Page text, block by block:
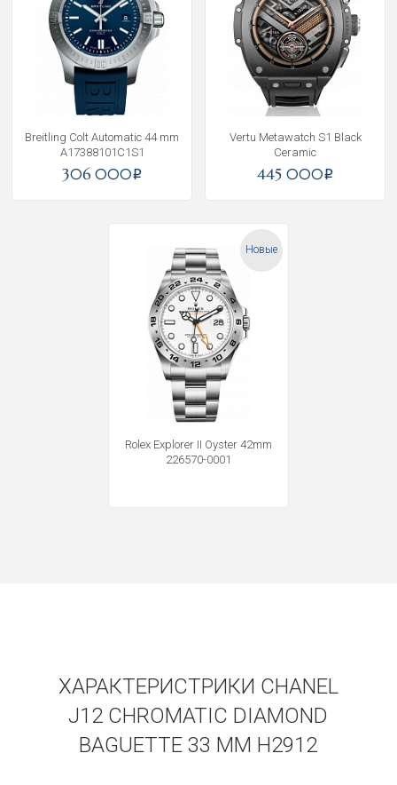
Breitling Colt Automatic 44 mm
A17388101C1S1
306 000i
Vertu Metawatch S1 Black
Ceramic
445 000i
Новые
Rolex Explorer II Oyster 42mm
226570-0001
ХАРАКТЕРИСТРИКИ CHANEL
J12 CHROMATIC DIAMOND
BAGUETTE 33 MM H2912
Получать на почту